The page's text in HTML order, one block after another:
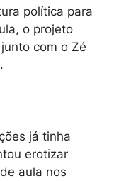
política para
o projeto
com o Zé
já tinha
erotizar
aula nos